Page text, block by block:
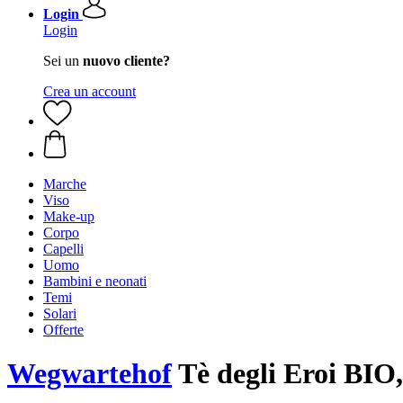
Login
Login
Sei un nuovo cliente?
Crea un account
Marche
Viso
Make-up
Corpo
Capelli
Uomo
Bambini e neonati
Temi
Solari
Offerte
WegwartehofTè degli Eroi